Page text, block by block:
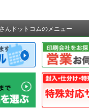
んドットコムのメニュー